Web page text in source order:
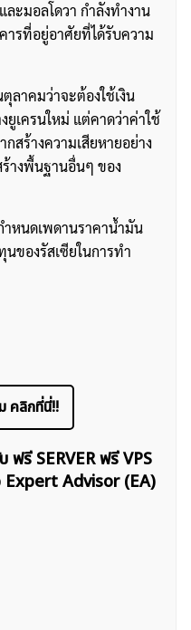
ละมอลโดวา กำลังทำงาน
รที่อยู่อาศัยที่ได้รับความ
ลาคมว่าจะต้องใช้เงิน
ยูเครนใหม่ แต่คาดว่าค่าใช้
สร้างความเสียหายอย่าง
างพื้นฐานอื่นๆ ของ
ำหนดเพดานราคาน้ำมัน
นของรัสเซียในการทำ
คลิกที่นี่!!
ฟรี SERVER ฟรี VPS
Expert Advisor (EA)